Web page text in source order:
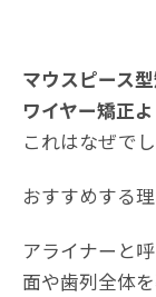
マウスピース
ワイヤー矯正
これはなぜで
おすすめする理
アライナーと
面や歯列全体